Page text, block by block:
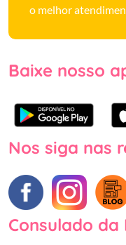
o melhor
Baixe nosso
Nos siga nas
Consulado da